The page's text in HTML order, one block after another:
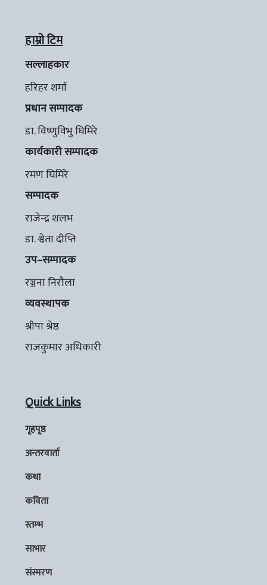
हाम्रो टिम
सल्लाहकार
हरिहर शर्मा
प्रधान सम्पादक
डा. विष्णुविभु घिमिरे
कार्यकारी सम्पादक
रमण घिमिरे
सम्पादक
राजेन्द्र शलभ
डा. श्वेता दीप्ति
उप–सम्पादक
रञ्जना निरौला
व्यवस्थापक
श्रीपा श्रेष्ठ
राजकुमार अधिकारी
Quick Links
गृहपृष्ठ
अन्तरवार्ता
कथा
कविता
स्तम्भ
साभार
संस्मरण